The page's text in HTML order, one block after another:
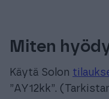
Miten
Käytä Solon
”AY12kk”.